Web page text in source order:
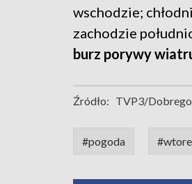
wschodzie;
zachodzie
burz porywy
Źródło: TVP3/
#pogoda